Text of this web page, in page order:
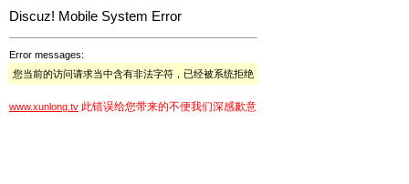
Discuz! Mobile System Error
Error messages:
您当前的访问请求当中含有非法字符，已经被系统拒绝
www.xunlong.tv 此错误给您带来的不便我们深感歉意